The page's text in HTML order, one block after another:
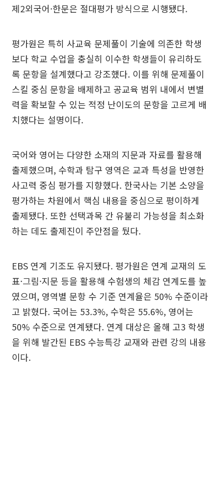
제2외국어·한문은 절대평가 방식으로 시행됐다.
평가원은 특히 사교육 문제풀이 기술에 의존한 학생
보다 학교 수업을 충실히 이수한 학생들이 유리하도
록 문항을 설계했다고 강조했다. 이를 위해 문제풀이
스킬 중심 문항을 배제하고 공교육 범위 내에서 변별
력을 확보할 수 있는 적정 난이도의 문항을 고르게 배
치했다는 설명이다.
국어와 영어는 다양한 소재의 지문과 자료를 활용해
출제했으며, 수학과 탐구 영역은 교과 특성을 반영한
사고력 중심 평가를 지향했다. 한국사는 기본 소양을
평가하는 차원에서 핵심 내용을 중심으로 평이하게
출제됐다. 또한 선택과목 간 유불리 가능성을 최소화
하는 데도 출제진이 주안점을 뒀다.
EBS 연계 기조도 유지됐다. 평가원은 연계 교재의 도
표·그림·지문 등을 활용해 수험생의 체감 연계도를 높
였으며, 영역별 문항 수 기준 연계율은 50% 수준이라
고 밝혔다. 국어는 53.3%, 수학은 55.6%, 영어는
50% 수준으로 연계됐다. 연계 대상은 올해 고3 학생
을 위해 발간된 EBS 수능특강 교재와 관련 강의 내용
이다.